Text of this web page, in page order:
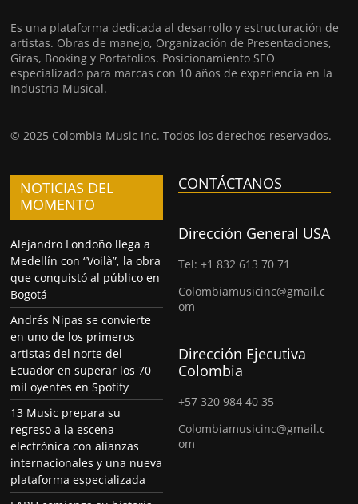
Es una plataforma dedicada al desarrollo y estructuración de
artistas. Obras de manejo, Organización de Presentaciones,
Giras, Booking y Portafolios. Posicionamiento SEO
especializado para marcas con 10 años de experiencia en la
Industria Musical.
© 2025 Colombia Music Inc. Todos los derechos reservados.
NOTICIAS DEL
MOMENTO
Alejandro Londoño llega a
Medellín con “Voilà”, la obra
que conquistó al público en
Bogotá
Andrés Nipas se convierte
en uno de los primeros
artistas del norte del
Ecuador en superar los 70
mil oyentes en Spotify
13 Music prepara su
regreso a la escena
electrónica con alianzas
internacionales y una nueva
plataforma especializada
CONTÁCTANOS
Dirección General USA
Tel: +1 832 613 70 71
Colombiamusicinc@gmail.c
om
Dirección Ejecutiva
Colombia
+57 320 984 40 35
Colombiamusicinc@gmail.c
om